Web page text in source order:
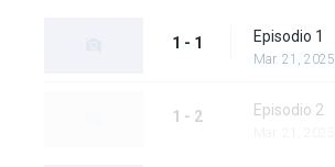
1 - 1 Episodio 1
Mar. 21, 2025
1 - 2 Episodio 2